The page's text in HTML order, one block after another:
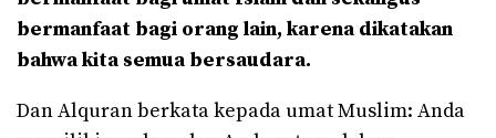
bermanfaat bagi orang lain, karena dikatakan
bahwa kita semua bersaudara.
Dan Alquran berkata kepada umat Muslim: Anda